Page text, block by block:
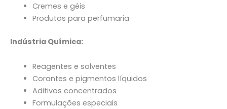
Cremes e géis
Produtos para perfumaria
Indústria Química:
Reagentes e solventes
Corantes e pigmentos líquidos
Aditivos concentrados
Formulações especiais